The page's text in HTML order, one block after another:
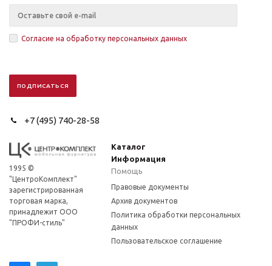
Согласие на обработку персональных данных
+7 (495) 740-28-58
1995 ©
"ЦентроКомплект"
зарегистрированная
торговая марка,
принадлежит ООО
"ПРОФИ-стиль"
Каталог
Информация
Помощь
Правовые документы
Архив документов
Политика обработки персональных
данных
Пользовательское соглашение